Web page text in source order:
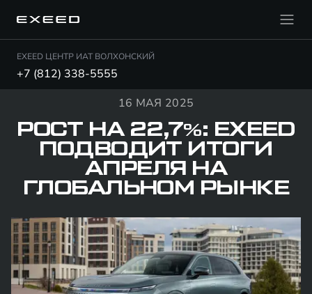
EXEED ЦЕНТР ИАТ ВОЛХОНСКИЙ
+7 (812) 338-5555
16 МАЯ 2025
РОСТ НА 22,7%: EXEED
ПОДВОДИТ ИТОГИ
АПРЕЛЯ НА
ГЛОБАЛЬНОМ РЫНКЕ